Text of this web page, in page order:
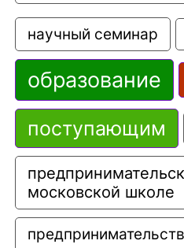
научный семинар
образование
поступающим
московской школе